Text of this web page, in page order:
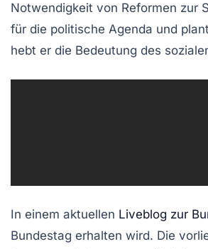
Notwendigkeit von Reformen zur
für die politische Agenda und
hebt er die Bedeutung des
In einem aktuellen Liveblog zur
Bundestag erhalten wird. Die